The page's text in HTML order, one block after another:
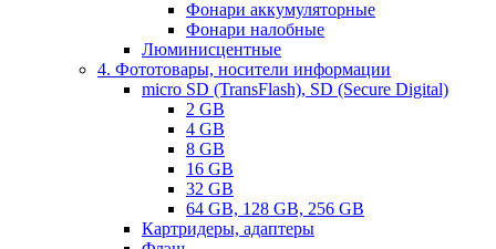
Фонари аккумуляторные
Фонари налобные
Люминисцентные
4. Фототовары, носители информации
micro SD (TransFlash), SD (Secure Digital)
2 GB
4 GB
8 GB
16 GB
32 GB
64 GB, 128 GB, 256 GB
Картридеры, адаптеры